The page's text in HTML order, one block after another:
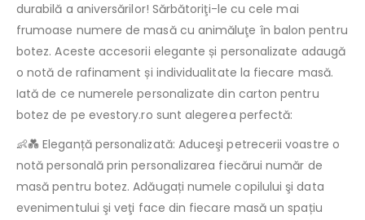
durabilă a aniversărilor! Sărbătoriţi-le cu cele mai
frumoase numere de masă cu animăluţe în balon pentru
botez. Aceste accesorii elegante și personalizate adaugă
o notă de rafinament și individualitate la fiecare masă.
Iată de ce numerele personalizate din carton pentru
botez de pe evestory.ro sunt alegerea perfectă:
👶💑 Eleganță personalizată: Aduceşi petrecerii voastre o
notă personală prin personalizarea fiecărui număr de
masă pentru botez. Adăugați numele copilului şi data
evenimentului şi veţi face din fiecare masă un spațiu